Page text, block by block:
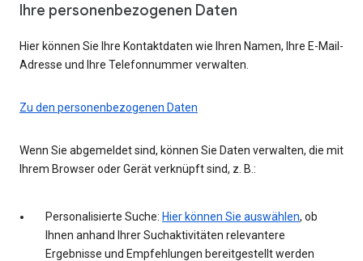
Ihre personenbezogenen Daten
Hier können Sie Ihre Kontaktdaten wie Ihren Namen, Ihre E-Mail-
Adresse und Ihre Telefonnummer verwalten.
Zu den personenbezogenen Daten
Wenn Sie abgemeldet sind, können Sie Daten verwalten, die mit
Ihrem Browser oder Gerät verknüpft sind, z. B.:
Personalisierte Suche: Hier können Sie auswählen, ob
Ihnen anhand Ihrer Suchaktivitäten relevantere
Ergebnisse und Empfehlungen bereitgestellt werden